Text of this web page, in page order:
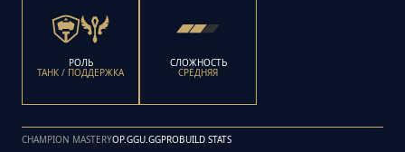
РОЛЬ
ТАНК / ПОДДЕРЖКА
СЛОЖНОСТЬ
СРЕДНЯЯ
CHAMPION MASTERYOP.GGU.GGPROBUILD STATS